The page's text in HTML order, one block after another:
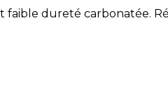
dureté carbonatée.